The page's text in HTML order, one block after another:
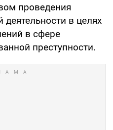
проведения
в целях
в сфере
преступности.